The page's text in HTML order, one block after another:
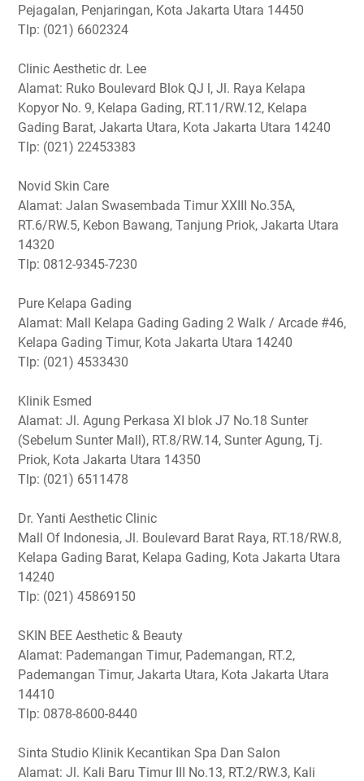
Pejagalan, Penjaringan, Kota Jakarta Utara 14450
Tlp: (021) 6602324
Clinic Aesthetic dr. Lee
Alamat: Ruko Boulevard Blok QJ l, Jl. Raya Kelapa
Kopyor No. 9, Kelapa Gading, RT.11/RW.12, Kelapa
Gading Barat, Jakarta Utara, Kota Jakarta Utara 14240
Tlp: (021) 22453383
Novid Skin Care
Alamat: Jalan Swasembada Timur XXIII No.35A,
RT.6/RW.5, Kebon Bawang, Tanjung Priok, Jakarta Utara
14320
Tlp: 0812-9345-7230
Pure Kelapa Gading
Alamat: Mall Kelapa Gading Gading 2 Walk / Arcade #46,
Kelapa Gading Timur, Kota Jakarta Utara 14240
Tlp: (021) 4533430
Klinik Esmed
Alamat: Jl. Agung Perkasa XI blok J7 No.18 Sunter
(Sebelum Sunter Mall), RT.8/RW.14, Sunter Agung, Tj.
Priok, Kota Jakarta Utara 14350
Tlp: (021) 6511478
Dr. Yanti Aesthetic Clinic
Mall Of Indonesia, Jl. Boulevard Barat Raya, RT.18/RW.8,
Kelapa Gading Barat, Kelapa Gading, Kota Jakarta Utara
14240
Tlp: (021) 45869150
SKIN BEE Aesthetic & Beauty
Alamat: Pademangan Timur, Pademangan, RT.2,
Pademangan Timur, Jakarta Utara, Kota Jakarta Utara
14410
Tlp: 0878-8600-8440
Sinta Studio Klinik Kecantikan Spa Dan Salon
Alamat: Jl. Kali Baru Timur III No.13, RT.2/RW.3, Kali